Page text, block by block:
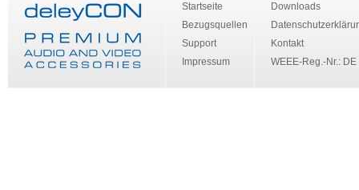
Startseite
Bezugsquellen
Support
Impressum
Downloads
Kontakt
WEEE-Reg.-Nr.: